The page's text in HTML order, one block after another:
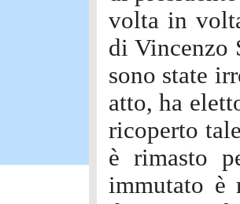
volta in
di Vincenzo
sono state
atto, ha
ricoperto
è rimasto
immutato è